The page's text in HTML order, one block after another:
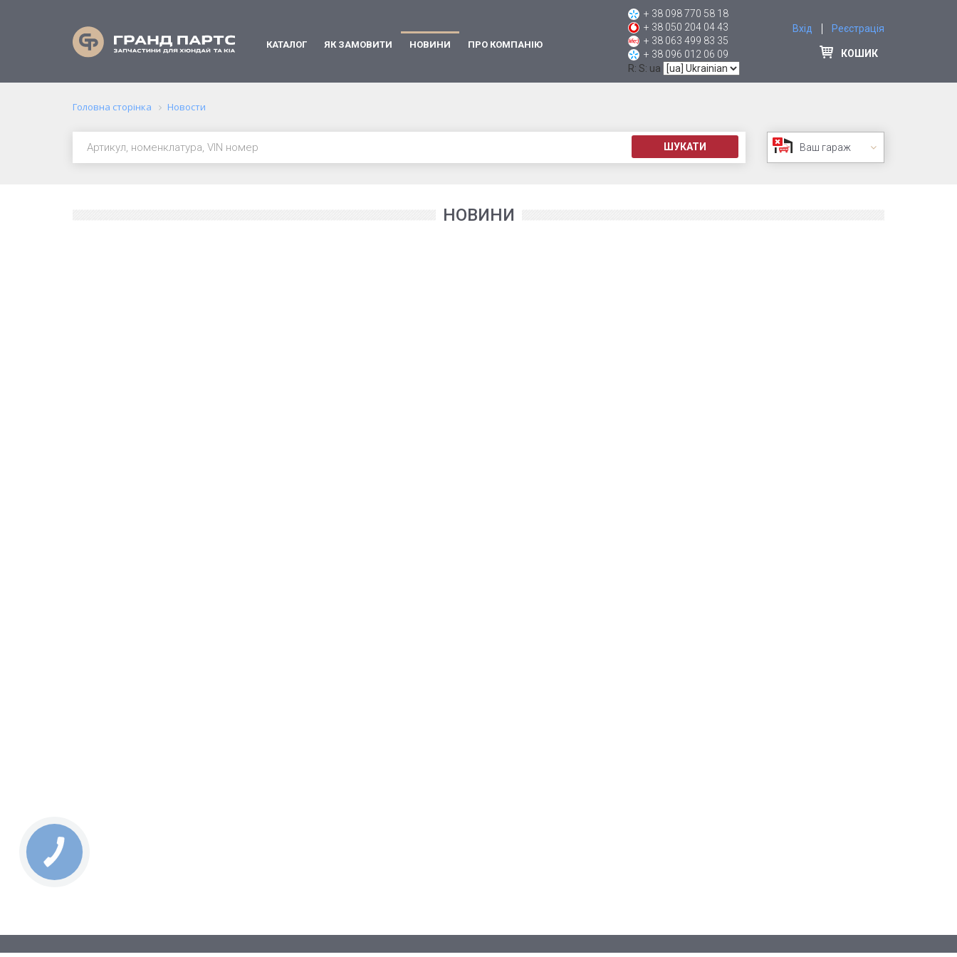
КАТАЛОГ ЯК ЗАМОВИТИ НОВИНИ ПРО КОМПАНІЮ
+ 38 098 770 58 18
+ 38 050 204 04 43
+ 38 063 499 83 35
+ 38 096 012 06 09
R: S: ua
Вхід Реєстрація
КОШИК
Головна сторінка Новости
ШУКАТИ Ваш гараж
НОВИНИ
КНОПКА
СВЯЗИ